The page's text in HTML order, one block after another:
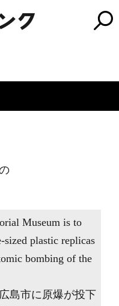
Museum is to
plastic replicas
bombing of the
島市に原爆が投下